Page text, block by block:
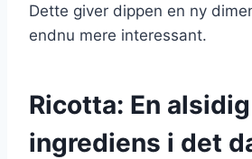
Dette giver dippen en ny
endnu mere interessant.
Ricotta: En alsidig
ingrediens i det